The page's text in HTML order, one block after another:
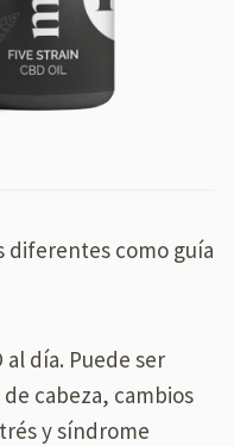
diferentes como guía
al día. Puede ser
cabeza, cambios
y síndrome